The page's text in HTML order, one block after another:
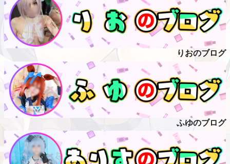
りおのブログ
ふゆのブログ